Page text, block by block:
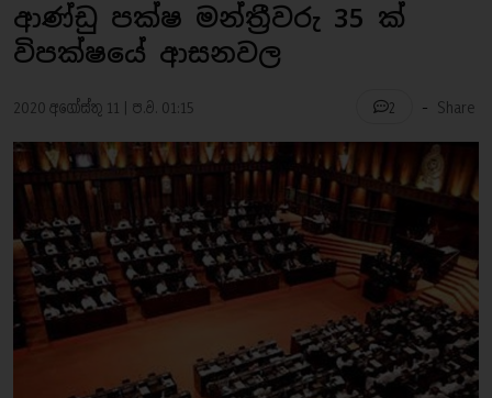
ආණ්ඩු පක්ෂ මන්ත්‍රීවරු 35 ක්
විපක්ෂයේ ආසනවල
2020 අගෝස්තු 11 | ප.ව. 01:15 2 - Share